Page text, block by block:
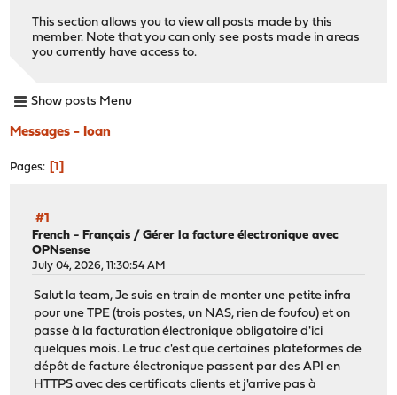
This section allows you to view all posts made by this
member. Note that you can only see posts made in areas
you currently have access to.
Show posts Menu
Messages - Ioan
Pages 1
#1
French - Français /Gérer la facture électronique avec
OPNsense
July 04, 2026, 11:30:54 AM
Salut la team, Je suis en train de monter une petite infra
pour une TPE (trois postes, un NAS, rien de foufou) et on
passe à la facturation électronique obligatoire d'ici
quelques mois. Le truc c'est que certaines plateformes de
dépôt de facture électronique passent par des API en
HTTPS avec des certificats clients et j'arrive pas à